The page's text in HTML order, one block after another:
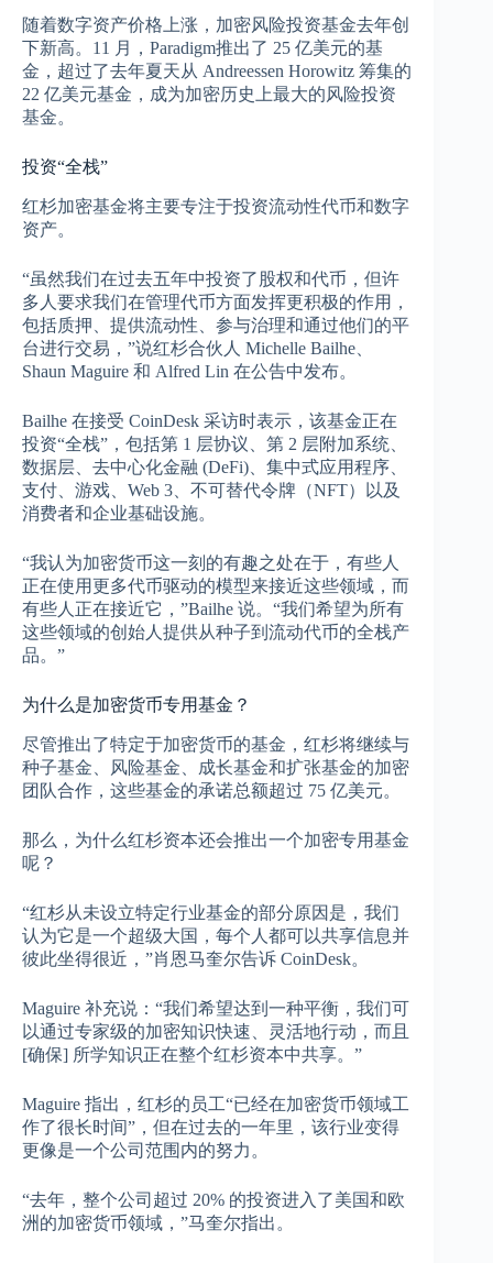
随着数字资产价格上涨，加密风险投资基金去年创
下新高。11 月，Paradigm推出了 25 亿美元的基
金，超过了去年夏天从 Andreessen Horowitz 筹集的
22 亿美元基金，成为加密历史上最大的风险投资
基金。
投资“全栈”
红杉加密基金将主要专注于投资流动性代币和数字
资产。
“虽然我们在过去五年中投资了股权和代币，但许
多人要求我们在管理代币方面发挥更积极的作用，
包括质押、提供流动性、参与治理和通过他们的平
台进行交易，”说红杉合伙人 Michelle Bailhe、
Shaun Maguire 和 Alfred Lin 在公告中发布。
Bailhe 在接受 CoinDesk 采访时表示，该基金正在
投资“全栈”，包括第 1 层协议、第 2 层附加系统、
数据层、去中心化金融 (DeFi)、集中式应用程序、
支付、游戏、Web 3、不可替代令牌（NFT）以及
消费者和企业基础设施。
“我认为加密货币这一刻的有趣之处在于，有些人
正在使用更多代币驱动的模型来接近这些领域，而
有些人正在接近它，”Bailhe 说。“我们希望为所有
这些领域的创始人提供从种子到流动代币的全栈产
品。”
为什么是加密货币专用基金？
尽管推出了特定于加密货币的基金，红杉将继续与
种子基金、风险基金、成长基金和扩张基金的加密
团队合作，这些基金的承诺总额超过 75 亿美元。
那么，为什么红杉资本还会推出一个加密专用基金
呢？
“红杉从未设立特定行业基金的部分原因是，我们
认为它是一个超级大国，每个人都可以共享信息并
彼此坐得很近，”肖恩马奎尔告诉 CoinDesk。
Maguire 补充说：“我们希望达到一种平衡，我们可
以通过专家级的加密知识快速、灵活地行动，而且
[确保] 所学知识正在整个红杉资本中共享。”
Maguire 指出，红杉的员工“已经在加密货币领域工
作了很长时间”，但在过去的一年里，该行业变得
更像是一个公司范围内的努力。
“去年，整个公司超过 20% 的投资进入了美国和欧
洲的加密货币领域，”马奎尔指出。